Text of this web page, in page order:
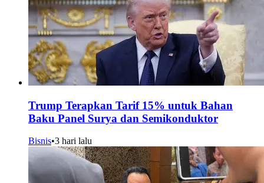
Trump Terapkan Tarif 15% untuk Bahan
Baku Panel Surya dan Semikonduktor
Bisnis•3 hari lalu